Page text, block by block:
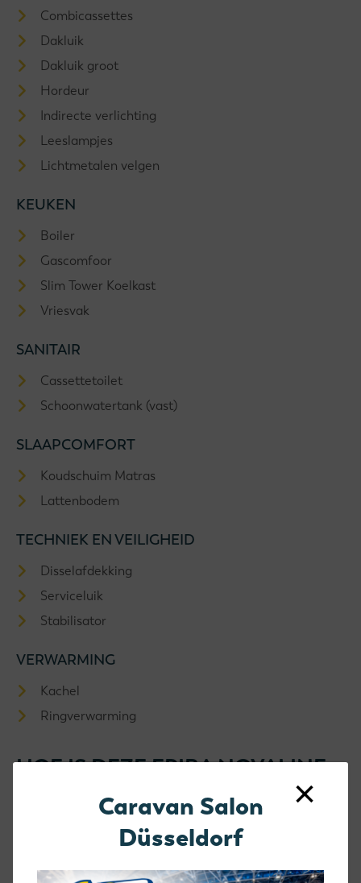
Combicassettes
Dakluik
Dakluik groot
Hordeur
Indirecte verlichting
Leeslampjes
Lichtmetalen velgen
KEUKEN
Boiler
Gascomfoor
Slim Tower Koelkast
Vriesvak
SANITAIR
Cassettetoilet
Schoonwatertank (vast)
SLAAPCOMFORT
Koudschuim Matras
Lattenbodem
TECHNIEK EN VEILIGHEID
Disselafdekking
Serviceluik
Stabilisator
VERWARMING
Kachel
Ringverwarming
HOE IS DEZE ERIBA NOVALINE
495 INGEDEELDCaravan Salon
Düsseldorf
×